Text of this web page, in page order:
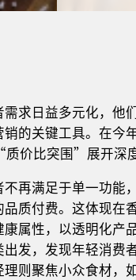
求日益多元化，他
的关键工具。在
价比突围”展开深
再满足于单一功
质付费。这体现在
属性，以透明化产
出发，发现年轻消
则聚焦小众食材，